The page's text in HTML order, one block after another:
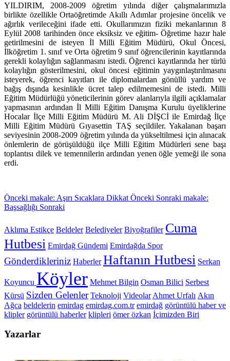
YILDIRIM, 2008-2009 öğretim yılında diğer çalışmalarımızla
birlikte özellikle Ortaöğretimde Akıllı Adımlar projesine öncelik ve
ağırlık verileceğini ifade etti. Okullarımızın fiziki mekanlarının 8
Eylül 2008 tarihinden önce eksiksiz ve eğitim- Öğretime hazır hale
getirilmesini de isteyen İl Milli Eğitim Müdürü, Okul Öncesi,
İlköğretim 1. sınıf ve Orta öğretim 9 sınıf öğrencilerinin kayıtlarında
gerekli kolaylığın sağlanmasını istedi. Öğrenci kayıtlarında her türlü
kolaylığın gösterilmesini, okul öncesi eğitimin yaygınlaştırılmasını
isteyerek, öğrenci kayıtları ile diplomalardan gönüllü yardım ve
bağış dışında kesinlikle ücret talep edilmemesini de istedi. Milli
Eğitim Müdürlüğü yöneticilerinin görev alanlarıyla ilgili açıklamalar
yapmasının ardından İl Milli Eğitim Danışma Kurulu üyeliklerine
Hocalar İlçe Milli Eğitim Müdürü M. Ali DİŞCİ ile Emirdağ İlçe
Milli Eğitim Müdürü Gıyasettin TAŞ seçildiler. Yakalanan başarı
seviyesinin 2008-2009 öğretim yılında da yükseltilmesi için alınacak
önlemlerin de görüşüldüğü ilçe Milli Eğitim Müdürleri sene başı
toplantısı dilek ve temennilerin ardından yenen öğle yemeği ile sona
erdi.
Önceki makale: Aşırı Sıcaklara Dikkat Önceki Sonraki makale:
Başsağlığı Sonraki
Aklıma Estikçe Beldeler Belediyeler Biyoğrafiler Cuma
Hutbesi Emirdağ Gündemi Emirdağda Spor
Gönderdikleriniz Haberler Haftanın Hutbesi Serkan
Koyuncu Köyler Mehmet Bilgin Osman Bilici Serbest
Kürsü Sizden Gelenler Teknoloji Videolar Ahmet Urfalı Akın
Ağca beldelerin emirdag emirdag.com.tr emirdağ görüntülü haber ve
klipler görüntülü haberler klipleri ömer özkan İçimizden Biri
Yazarlar